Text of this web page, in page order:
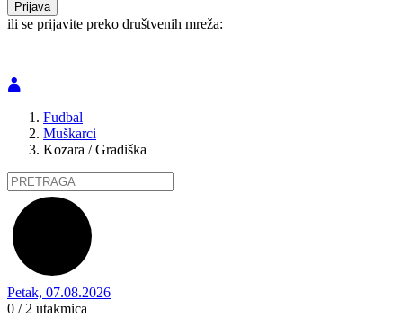
ili se prijavite preko društvenih mreža:
Fudbal
Muškarci
Kozara / Gradiška
Petak, 07.08.2026
0 / 2 utakmica